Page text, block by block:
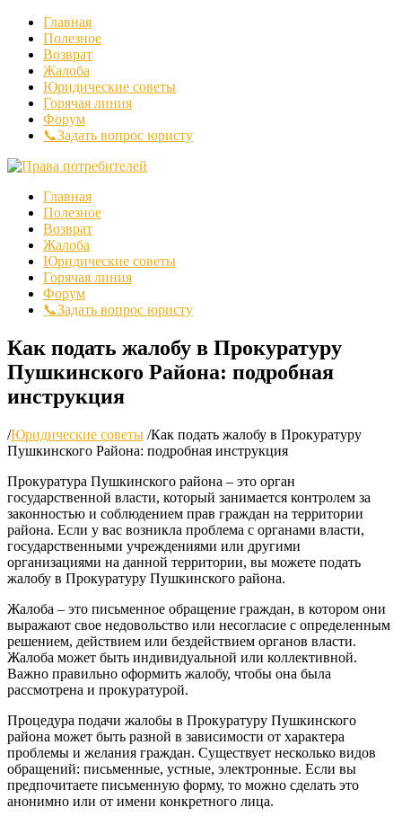
Главная
Полезное
Возврат
Жалоба
Юридические советы
Горячая линия
Форум
📞Задать вопрос юристу
Главная
Полезное
Возврат
Жалоба
Юридические советы
Горячая линия
Форум
📞Задать вопрос юристу
Как подать жалобу в Прокуратуру
Пушкинского Района: подробная
инструкция
/Юридические советы /Как подать жалобу в Прокуратуру
Пушкинского Района: подробная инструкция
Прокуратура Пушкинского района – это орган
государственной власти, который занимается контролем за
законностью и соблюдением прав граждан на территории
района. Если у вас возникла проблема с органами власти,
государственными учреждениями или другими
организациями на данной территории, вы можете подать
жалобу в Прокуратуру Пушкинского района.
Жалоба – это письменное обращение граждан, в котором они
выражают свое недовольство или несогласие с определенным
решением, действием или бездействием органов власти.
Жалоба может быть индивидуальной или коллективной.
Важно правильно оформить жалобу, чтобы она была
рассмотрена и прокуратурой.
Процедура подачи жалобы в Прокуратуру Пушкинского
района может быть разной в зависимости от характера
проблемы и желания граждан. Существует несколько видов
обращений: письменные, устные, электронные. Если вы
предпочитаете письменную форму, то можно сделать это
анонимно или от имени конкретного лица.